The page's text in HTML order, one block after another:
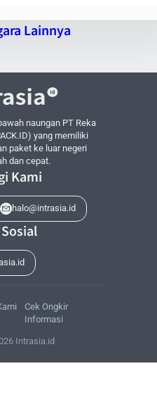
pengiriman barang ke Republic
untuk setiap jenis layanan
status paket Anda setiap saat
tambahan untuk barang
paket Anda di alamat pengirim
untuk semua dokumen bea
dengan pengetahuan luas
Lainnya
naungan PT Reka
yang memiliki
paket ke luar negeri
dan cepat.
Kami
halo@intrasia.id
Cek Ongkir
Informasi
Intrasia.id